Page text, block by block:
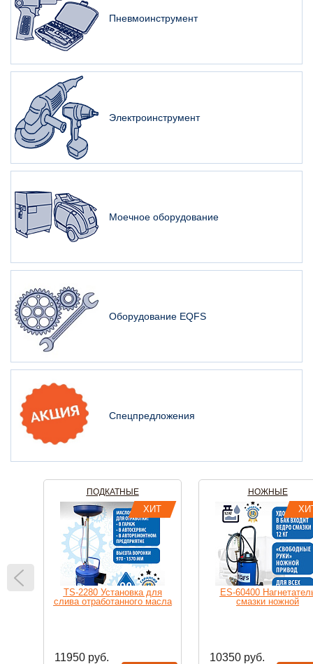
Пневмоинструмент
Электроинструмент
Моечное оборудование
Оборудование EQFS
Спецпредложения
ПОДКАТНЫЕ
ХИТ
TS-2280 Установка для
слива отработанного масла
11950 руб.
НОЖНЫЕ
ES-60400
смазки ножной
10350 руб.